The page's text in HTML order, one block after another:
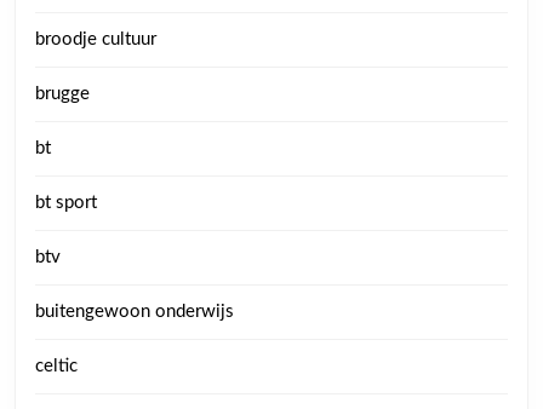
broodje cultuur
brugge
bt
bt sport
btv
buitengewoon onderwijs
celtic